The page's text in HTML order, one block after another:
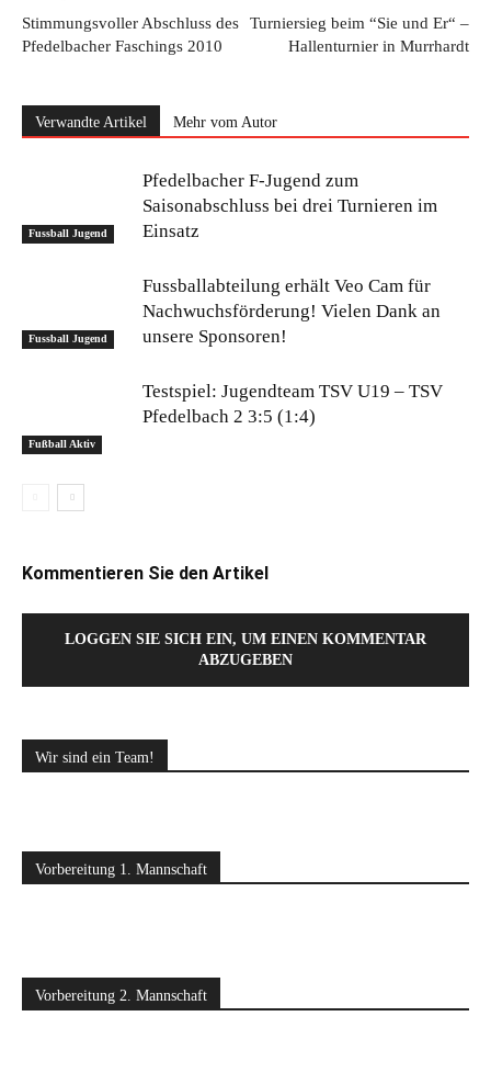
Stimmungsvoller Abschluss des
Pfedelbacher Faschings 2010
Turniersieg beim “Sie und Er“ –
Hallenturnier in Murrhardt
Verwandte Artikel Mehr vom Autor
Fussball Jugend
Pfedelbacher F-Jugend zum
Saisonabschluss bei drei Turnieren im
Einsatz
Fussball Jugend
Fussballabteilung erhält Veo Cam für
Nachwuchsförderung! Vielen Dank an
unsere Sponsoren!
Fußball Aktiv
Testspiel: Jugendteam TSV U19 – TSV
Pfedelbach 2 3:5 (1:4)
Kommentieren Sie den Artikel
LOGGEN SIE SICH EIN, UM EINEN KOMMENTAR
ABZUGEBEN
Wir sind ein Team!
Vorbereitung 1. Mannschaft
Vorbereitung 2. Mannschaft